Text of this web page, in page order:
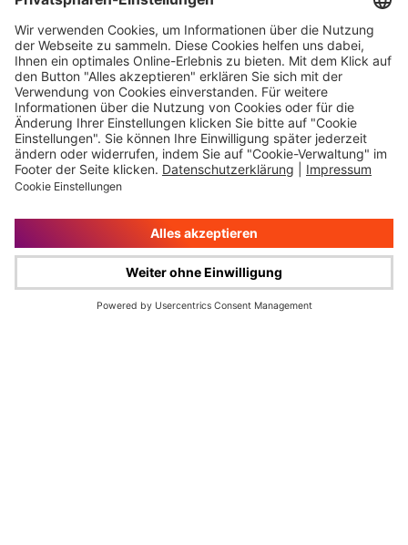
Finanzkalender
IR-Newsletter